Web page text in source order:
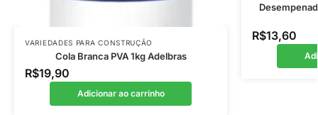
VARIEDADES PARA CONSTRUÇÃO
Cola Branca PVA 1kg Adelbras
R$19,90
Adicionar ao carrinho
R$13,60